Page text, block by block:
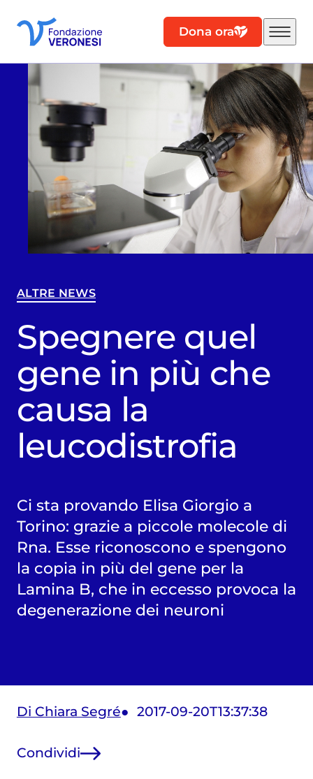
Dona ora
ALTRE NEWS
Spegnere quel
gene in più che
causa la
leucodistrofia
Ci sta provando Elisa Giorgio a
Torino: grazie a piccole molecole di
Rna. Esse riconoscono e spengono
la copia in più del gene per la
Lamina B, che in eccesso provoca la
degenerazione dei neuroni
Di Chiara Segré 2017-09-20T13:37:38
Condividi